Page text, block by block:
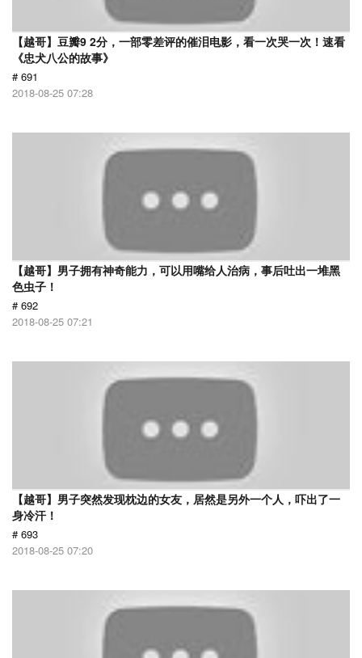
【越哥】豆瓣9 2分，一部零差评的催泪电影，看一次哭一次！速看
《忠犬八公的故事》
# 691
2018-08-25 07:28
【越哥】男子拥有神奇能力，可以用嘴给人治病，事后吐出一堆黑
色虫子！
# 692
2018-08-25 07:21
【越哥】男子突然发现枕边的女友，居然是另外一个人，吓出了一
身冷汗！
# 693
2018-08-25 07:20